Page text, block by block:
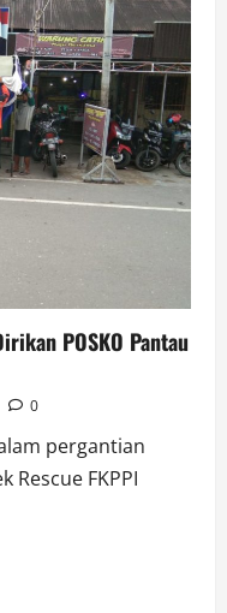
POSKO Pantau
0
pergantian
Rescue FKPPI